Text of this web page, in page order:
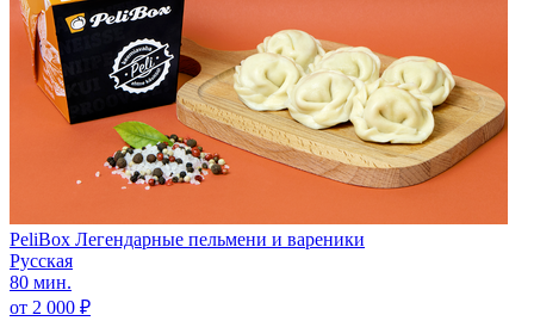
PeliBox Легендарные пельмени и вареники
Русская
80 мин.
от 2 000 ₽